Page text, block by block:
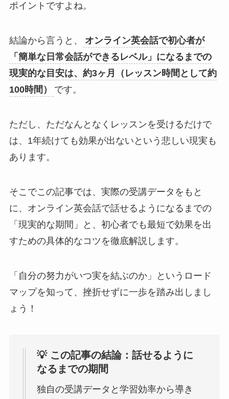
ポイントですよね。
結論から言うと、
オンライン英会話で初心者が
「簡単な日常会話ができるレベル」になるまでの
現実的な目安は、約3ヶ月（レッスン時間として約
100時間）
です。
ただし、ただなんとなくレッスンを受けるだけで
は、1年続けても効果が出ないという悲しい現実も
あります。
そこでこの記事では、実際の受講データをもと
に、オンライン英会話で話せるようになるまでの
「現実的な期間」と、初心者でも最短で効果を出
すための具体的なコツを徹底解説します。
「自分の努力がいつ実を結ぶのか」というロード
マップを知って、挫折せずに一歩を踏み出しまし
ょう！
💡 この記事の結論：話せるように
なるまでの期間
独自の受講データと学習効率から導き